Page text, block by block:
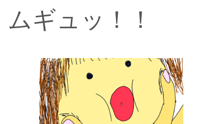
ムギュッ！！